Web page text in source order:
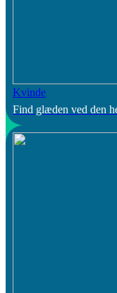
Kvinde
Find glæden ved den